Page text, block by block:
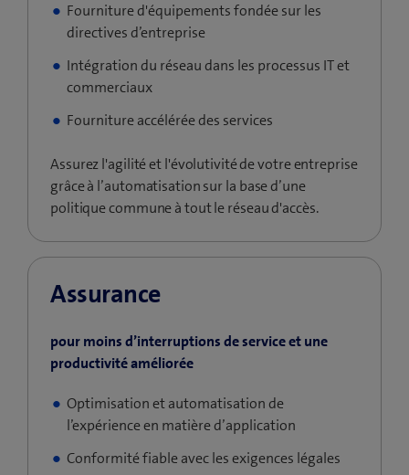
Fourniture d'équipements fondée sur les
directives d’entreprise
Intégration du réseau dans les processus IT et
commerciaux
Fourniture accélérée des services
Assurez l'agilité et l'évolutivité de votre entreprise
grâce à l’automatisation sur la base d’une
politique commune à tout le réseau d'accès.
Assurance
pour moins d’interruptions de service et une
productivité améliorée
Optimisation et automatisation de
l’expérience en matière d’application
Conformité fiable avec les exigences légales